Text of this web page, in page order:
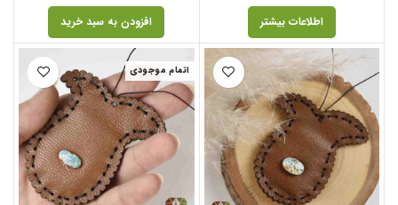
اطلاعات بیشتر افزودن به سبد خرید
اتمام موجودی